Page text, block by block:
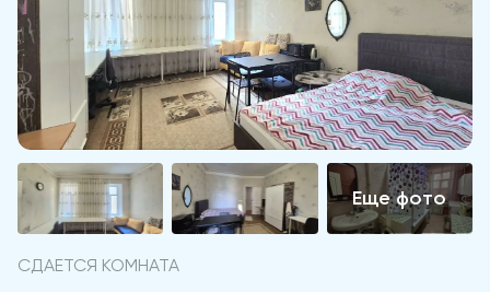
СДАЕТСЯ КОМНАТА